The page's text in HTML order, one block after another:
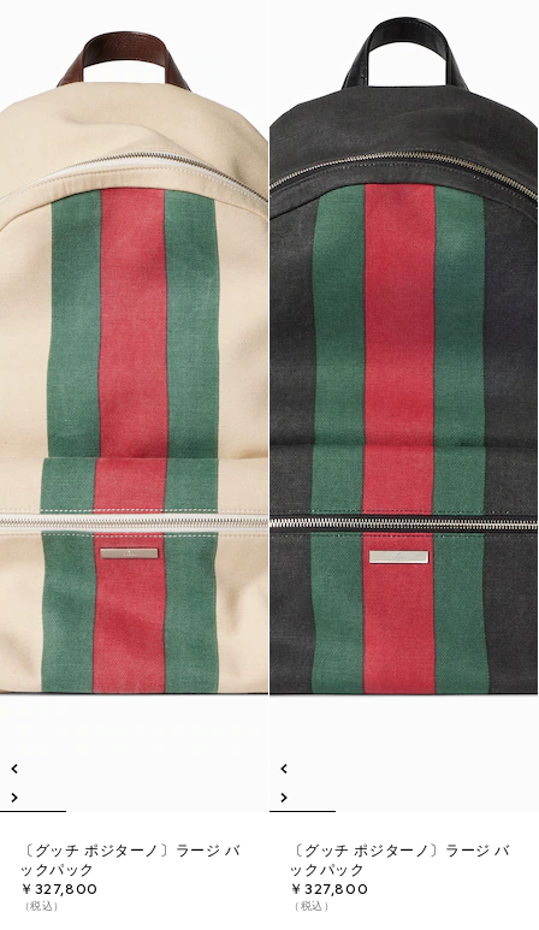
〔グッチ ポジターノ〕ラージ バ
ックパック
￥327,800
（税込）
〔グッチ ポジターノ〕ラージ バ
ックパック
￥327,800
（税込）